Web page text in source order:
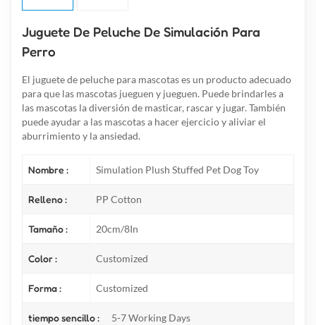
Juguete De Peluche De Simulación Para
Perro
El juguete de peluche para mascotas es un producto adecuado
para que las mascotas jueguen y jueguen. Puede brindarles a
las mascotas la diversión de masticar, rascar y jugar. También
puede ayudar a las mascotas a hacer ejercicio y aliviar el
aburrimiento y la ansiedad.
Nombre : Simulation Plush Stuffed Pet Dog Toy
Relleno : PP Cotton
Tamaño : 20cm/8In
Color : Customized
Forma : Customized
tiempo sencillo : 5-7 Working Days